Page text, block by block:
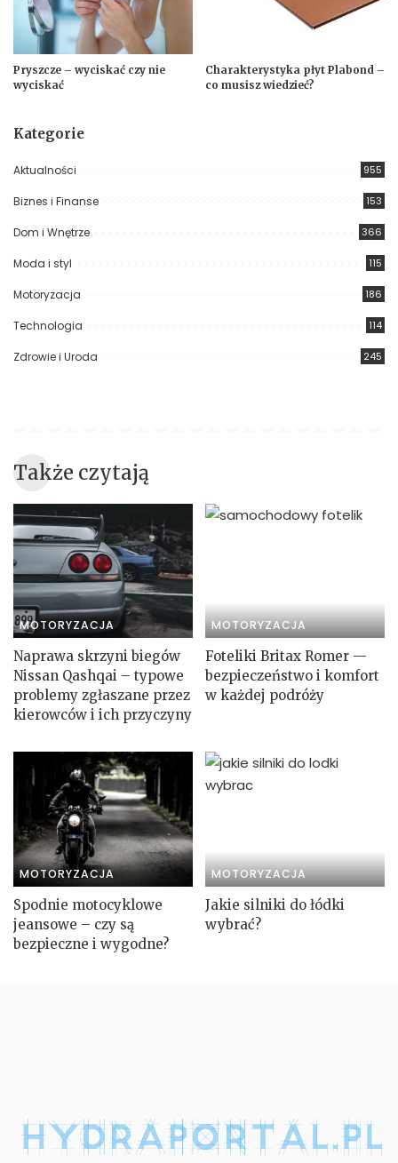
Pryszcze – wyciskać czy nie
wyciskać
Charakterystyka płyt Plabond –
co musisz wiedzieć?
Kategorie
Aktualności 955
Biznes i Finanse 153
Dom i Wnętrze 366
Moda i styl 115
Motoryzacja 186
Technologia 114
Zdrowie i Uroda 245
Także czytają
MOTORYZACJA
Naprawa skrzyni biegów
Nissan Qashqai – typowe
problemy zgłaszane przez
kierowców i ich przyczyny
MOTORYZACJA
Foteliki Britax Romer —
bezpieczeństwo i komfort
w każdej podróży
MOTORYZACJA
Spodnie motocyklowe
jeansowe – czy są
bezpieczne i wygodne?
MOTORYZACJA
Jakie silniki do łódki
wybrać?